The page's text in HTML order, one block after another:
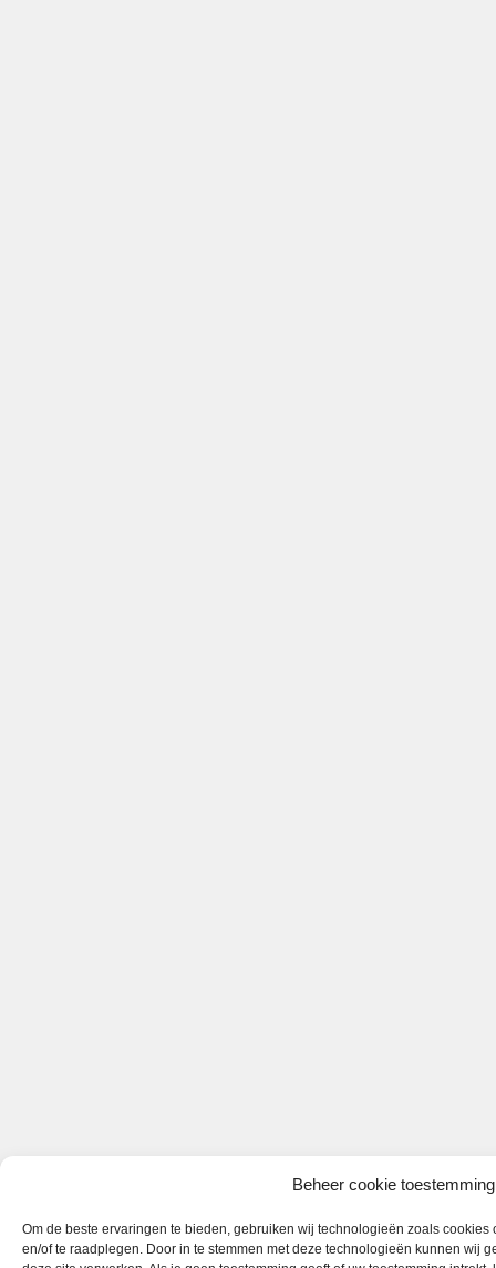
Beheer cookie toestemming
Om de beste ervaringen te bieden, gebruiken wij technologieën zoals
en/of te raadplegen. Door in te stemmen met deze technologieën kunnen wij